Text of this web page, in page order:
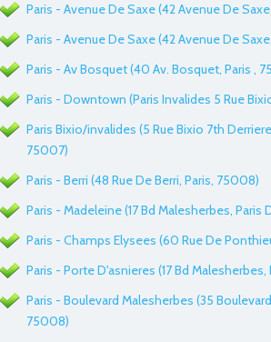
Paris - Avenue De Saxe (42 Avenue De
Paris - Avenue De Saxe (42 Avenue De
Paris - Av Bosquet (40 Av. Bosquet, Paris ,
Paris - Downtown (Paris Invalides 5 Rue
Paris Bixio/invalides (5 Rue Bixio 7th
75007)
Paris - Berri (48 Rue De Berri, Paris, 75008)
Paris - Madeleine (17 Bd Malesherbes, Paris
Paris - Champs Elysees (60 Rue De
Paris - Porte D'asnieres (17 Bd
Paris - Boulevard Malesherbes (35
75008)